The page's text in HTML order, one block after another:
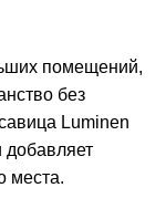
помещений,
без
Luminen
добавляет
места.